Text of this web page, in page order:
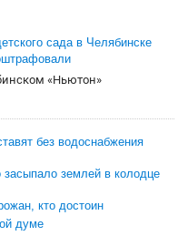
сада в Челябинске
«Ньютон»
без водоснабжения
засыпало землей в колодце
кто достоин
думе